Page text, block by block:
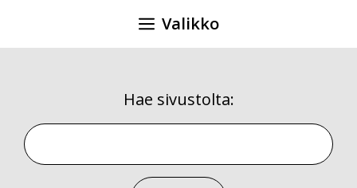
Valikko
Hae sivustolta:
Hae sivustolta